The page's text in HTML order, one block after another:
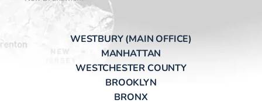
WESTBURY (MAIN OFFICE)
MANHATTAN
WESTCHESTER COUNTY
BROOKLYN
BRONX